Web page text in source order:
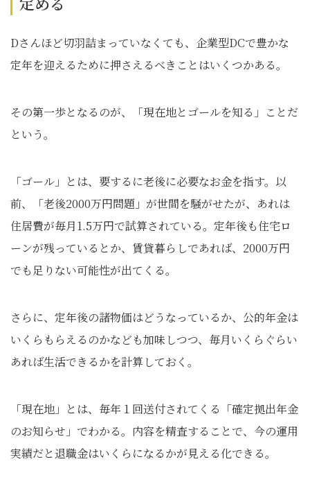
Dさんほど切羽詰まっていなくても、企業型DCで豊かな
定年を迎えるために押さえるべきことはいくつかある。
その第一歩となるのが、「現在地とゴールを知る」ことだ
という。
「ゴール」とは、要するに老後に必要なお金を指す。以
前、「老後2000万円問題」が世間を騒がせたが、あれは
住居費が毎月1.5万円で試算されている。定年後も住宅ロ
ーンが残っているとか、賃貸暮らしであれば、2000万円
でも足りない可能性が出てくる。
さらに、定年後の諸物価はどうなっているか、公的年金は
いくらもらえるのかなども加味しつつ、毎月いくらぐらい
あれば生活できるかを計算しておく。
「現在地」とは、毎年１回送付されてくる「確定拠出年金
のお知らせ」でわかる。内容を精査することで、今の運用
実績だと退職金はいくらになるかが見える化できる。